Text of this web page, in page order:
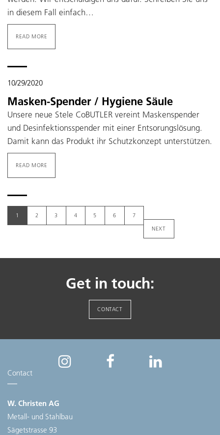
in diesem Fall einfach…
READ MORE
10/29/2020
Masken-Spender / Hygiene Säule
Unsere neue Stele CoBUTLER vereint Maskenspender
und Desinfektionsspender mit einer Entsorungslösung.
Damit kann das Produkt ihr Schutzkonzept unterstützen.
READ MORE
1 2 3 4 5 6
7
NEXT
Get in touch:
CONTACT
Contact
W. Christen AG
Metall- und Stahlbau
Sägetstrasse 93